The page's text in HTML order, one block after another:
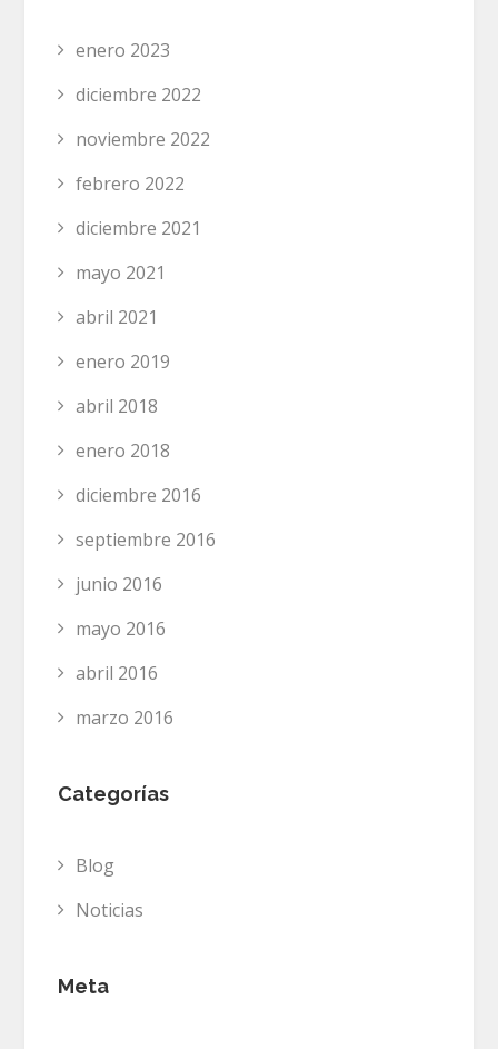
enero 2023
diciembre 2022
noviembre 2022
febrero 2022
diciembre 2021
mayo 2021
abril 2021
enero 2019
abril 2018
enero 2018
diciembre 2016
septiembre 2016
junio 2016
mayo 2016
abril 2016
marzo 2016
Categorías
Blog
Noticias
Meta